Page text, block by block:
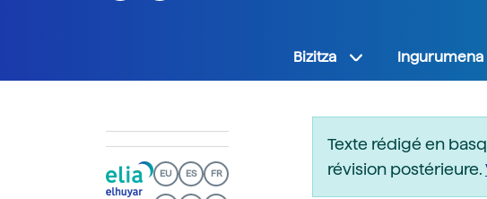
Bizitza Ingurumena
EU ES FR
Texte rédigé en
révision postérieure.